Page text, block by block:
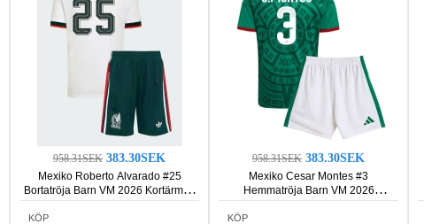
958.31SEK 383.30SEK
Mexiko Roberto Alvarado #25
Bortatröja Barn VM 2026 Kortärmad
(+ Korta byxor)
KÖP
958.31SEK 383.30SEK
Mexiko Cesar Montes #3
Hemmatröja Barn VM 2026
Kortärmad (+ Korta byxor)
KÖP